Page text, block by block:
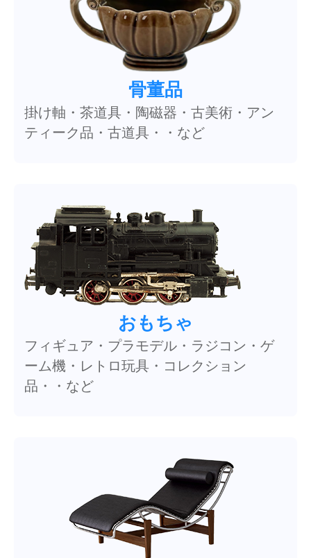
骨董品
掛け軸・茶道具・陶磁器・古美術・アン
ティーク品・古道具・・など
おもちゃ
フィギュア・プラモデル・ラジコン・ゲ
ーム機・レトロ玩具・コレクション
品・・など